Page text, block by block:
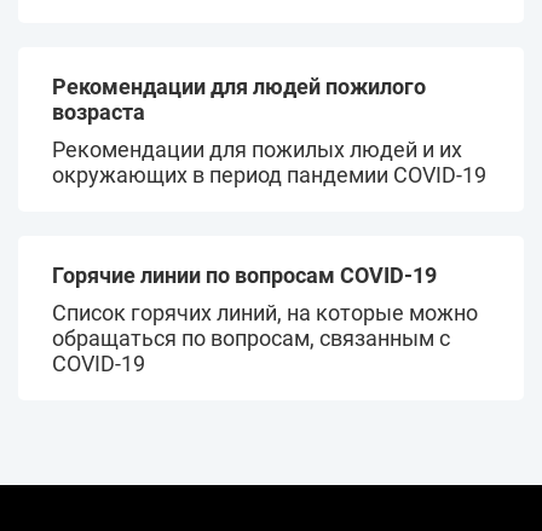
Рекомендации для людей пожилого
возраста
Рекомендации для пожилых людей и их
окружающих в период пандемии COVID-19
Горячие линии по вопросам COVID-19
Список горячих линий, на которые можно
обращаться по вопросам, связанным с
COVID-19